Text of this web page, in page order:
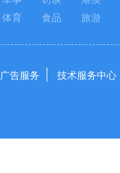
体育 食品 旅游
广告服务 技术服务中心